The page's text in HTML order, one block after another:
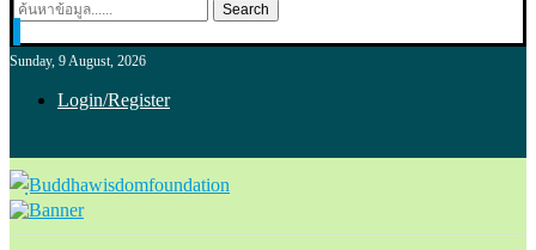
Search
Sunday, 9 August, 2026
Login/Register